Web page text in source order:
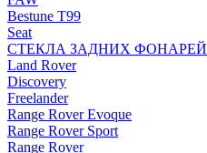
Bestune T99
Seat
СТЕКЛА ЗАДНИХ ФОНАРЕЙ
Land Rover
Discovery
Freelander
Range Rover Evoque
Range Rover Sport
Range Rover